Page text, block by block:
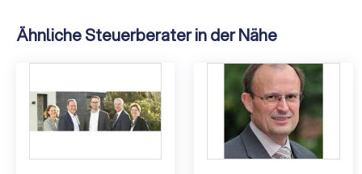
Ähnliche Steuerberater in der Nähe